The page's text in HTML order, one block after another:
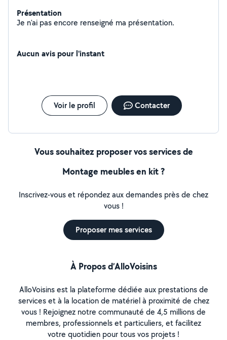
Présentation
Je n'ai pas encore renseigné ma présentation.
Aucun avis pour l'instant
Voir le profil Contacter
Vous souhaitez proposer vos services de
Montage meubles en kit ?
Inscrivez-vous et répondez aux demandes près de chez
vous !
Proposer mes services
À Propos d’AlloVoisins
AlloVoisins est la plateforme dédiée aux prestations de
services et à la location de matériel à proximité de chez
vous ! Rejoignez notre communauté de 4,5 millions de
membres, professionnels et particuliers, et facilitez
votre quotidien pour tous vos projets !